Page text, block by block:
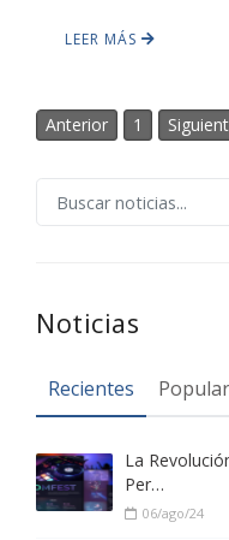
LEER MÁS
Anterior 1
Noticias
Recientes
La
Per…
06/ago/24